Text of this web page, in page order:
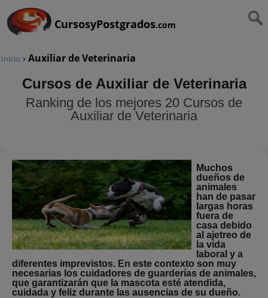
CursosyPostgrados.com
Inicio › Auxiliar de Veterinaria
Cursos de Auxiliar de Veterinaria
Ranking de los mejores 20 Cursos de
Auxiliar de Veterinaria
Muchos
dueños de
animales
han de pasar
largas horas
fuera de
casa debido
al ajetreo de
la vida
laboral y a
diferentes imprevistos. En este contexto son muy
necesarias los cuidadores de guarderías de animales,
que garantizarán que la mascota esté atendida,
cuidada y feliz durante las ausencias de su dueño.